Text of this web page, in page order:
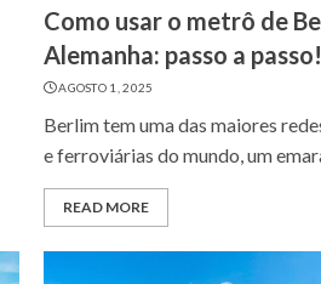
Como usar o metrô de
Alemanha: passo a passo!
AGOSTO 1, 2025
Berlim tem uma das maiores
e ferroviárias do mundo, um
READ MORE